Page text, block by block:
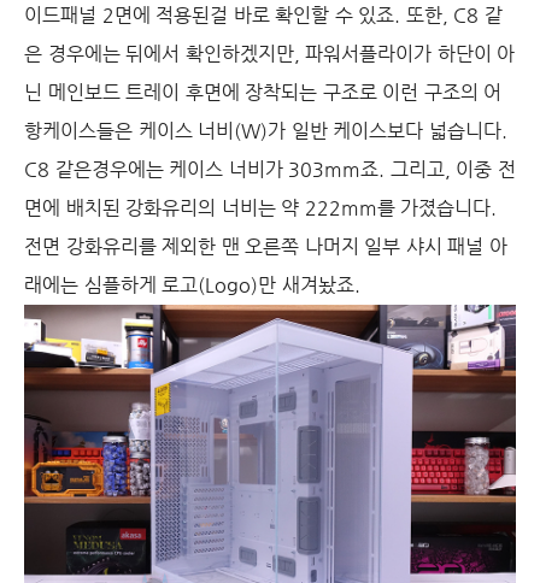
이드패널 2면에 적용된걸 바로 확인할 수 있죠. 또한, C8 같
은 경우에는 뒤에서 확인하겠지만, 파워서플라이가 하단이 아
닌 메인보드 트레이 후면에 장착되는 구조로 이런 구조의 어
항케이스들은 케이스 너비(W)가 일반 케이스보다 넓습니다.
C8 같은경우에는 케이스 너비가 303mm죠. 그리고, 이중 전
면에 배치된 강화유리의 너비는 약 222mm를 가졌습니다.
전면 강화유리를 제외한 맨 오른쪽 나머지 일부 샤시 패널 아
래에는 심플하게 로고(Logo)만 새겨놨죠.